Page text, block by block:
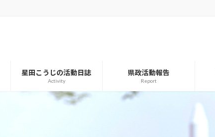
星田こうじの活動日誌
Activity
県政活動報告
Report